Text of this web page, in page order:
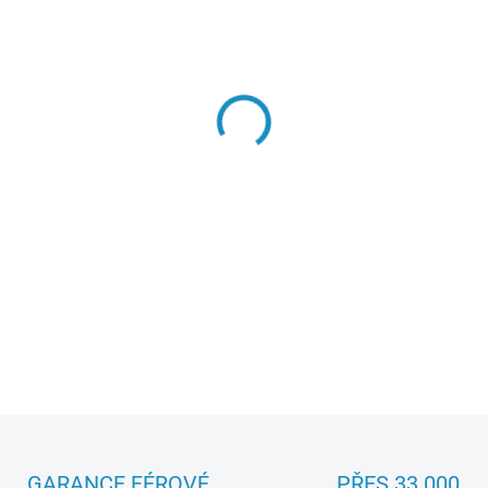
Model Desert trucku v
střídavým motorem 390 vč.